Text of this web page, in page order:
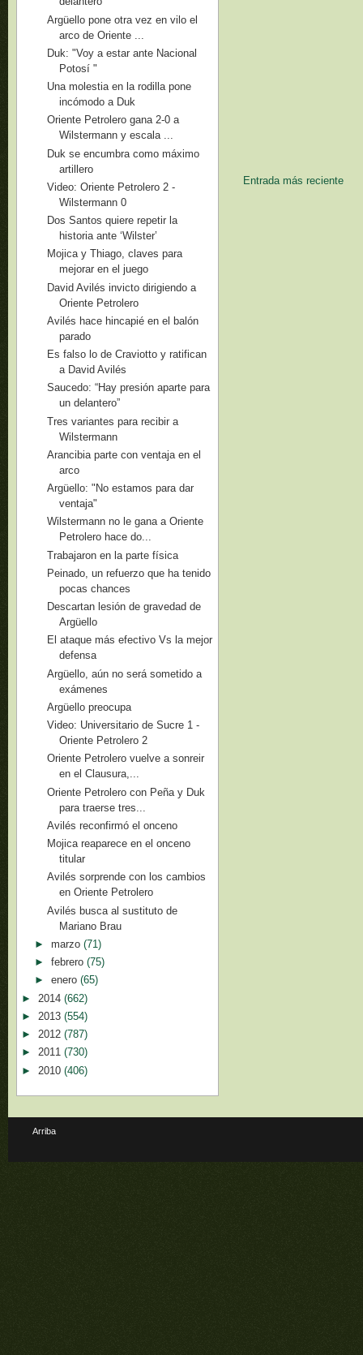
Entrada más reciente
Argüello pone otra vez en vilo el
arco de Oriente ...
Duk: "Voy a estar ante Nacional
Potosí "
Una molestia en la rodilla pone
incómodo a Duk
Oriente Petrolero gana 2-0 a
Wilstermann y escala ...
Duk se encumbra como máximo
artillero
Video: Oriente Petrolero 2 -
Wilstermann 0
Dos Santos quiere repetir la
historia ante ‘Wilster’
Mojica y Thiago, claves para
mejorar en el juego
David Avilés invicto dirigiendo a
Oriente Petrolero
Avilés hace hincapié en el balón
parado
Es falso lo de Craviotto y ratifican
a David Avilés
Saucedo: “Hay presión aparte para
un delantero”
Tres variantes para recibir a
Wilstermann
Arancibia parte con ventaja en el
arco
Argüello: "No estamos para dar
ventaja"
Wilstermann no le gana a Oriente
Petrolero hace do...
Trabajaron en la parte física
Peinado, un refuerzo que ha tenido
pocas chances
Descartan lesión de gravedad de
Argüello
El ataque más efectivo Vs la mejor
defensa
Argüello, aún no será sometido a
exámenes
Argüello preocupa
Video: Universitario de Sucre 1 -
Oriente Petrolero 2
Oriente Petrolero vuelve a sonreir
en el Clausura,...
Oriente Petrolero con Peña y Duk
para traerse tres...
Avilés reconfirmó el onceno
Mojica reaparece en el onceno
titular
Avilés sorprende con los cambios
en Oriente Petrolero
Avilés busca al sustituto de
Mariano Brau
► marzo (71)
► febrero (75)
► enero (65)
► 2014 (662)
► 2013 (554)
► 2012 (787)
► 2011 (730)
► 2010 (406)
Arriba